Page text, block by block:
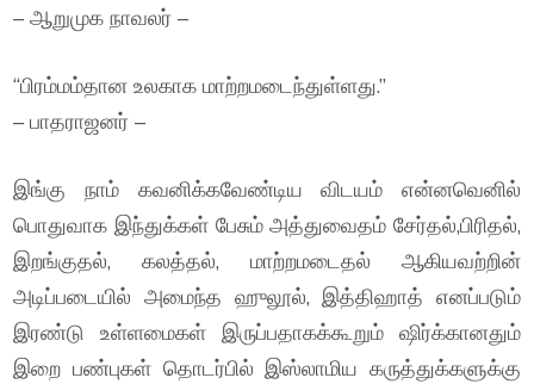
– ஆறுமுக நாவலர் –
“பிரம்மம்தான உலகாக மாற்றமடைந்துள்ளது.”
– பாதராஜனர் –
இங்கு நாம் கவனிக்கவேண்டிய விடயம் என்னவெனில்
பொதுவாக இந்துக்கள் பேசும் அத்துவைதம் சேர்தல்,பிரிதல்,
இறங்குதல், கலத்தல், மாற்றமடைதல் ஆகியவற்றின்
அடிப்படையில் அமைந்த ஹுலூல், இத்திஹாத் எனப்படும்
இரண்டு உள்ளமைகள் இருப்பதாகக்கூறும் ஷிர்க்கானதும்
இறை பண்புகள் தொடர்பில் இஸ்லாமிய கருத்துக்களுக்கு